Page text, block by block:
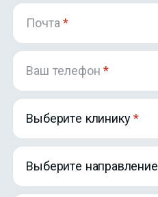
Почта*
Ваш телефон*
Выберите клинику
Выберите направление